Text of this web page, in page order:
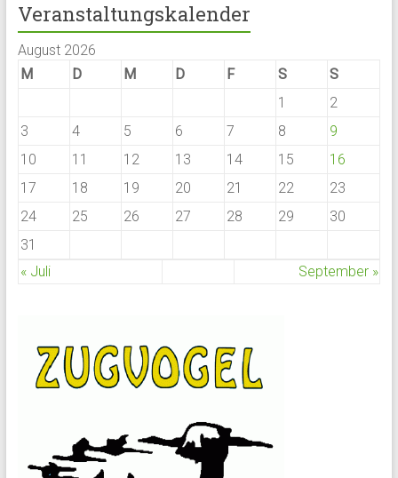
Veranstaltungskalender
August 2026
M
D M D F S
S
1
2
3
4 5 6 7 8
9
10
11 12 13 14 15
16
17
18 19 20 21 22
23
24
25 26 27 28 29
30
31
« Juli
September »